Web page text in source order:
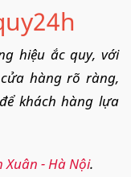
hiệu ắc quy, với
hàng rõ ràng,
khách hàng lựa
Xuân - Hà Nội.